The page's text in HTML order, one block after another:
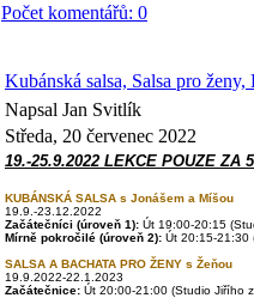
Počet komentářů: 0
Kubánská salsa, Salsa pro
Napsal Jan Svitlík
Středa, 20 červenec 2022
19.-25.9.2022 LEKCE POUZE ZA
KUBÁNSKÁ SALSA s Jonášem a Míšou
19.9.-23.12.2022
Začátečníci (úroveň 1): Út 19:00-20:15 (
Mírně pokročilé (úroveň 2): Út 20:15-21:30
SALSA A BACHATA PRO ŽENY s Žeňou
19.9.2022-22.1.2023
Začátečnice: Út 20:00-21:00 (Studio Jiřího